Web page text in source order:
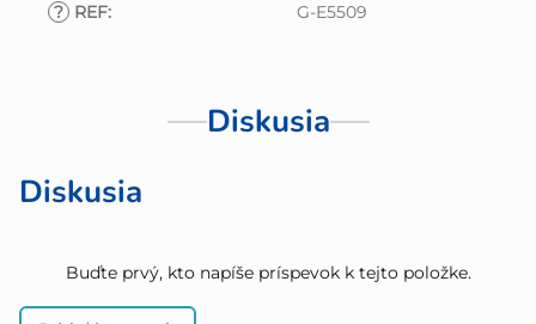
? REF: G-E5509
Diskusia
Diskusia
Buďte prvý, kto napíše príspevok k tejto položke.